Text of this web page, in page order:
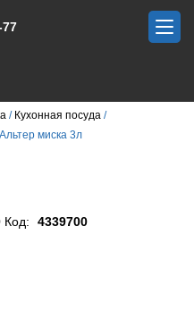
77
Кухонная посуда
Альтер миска 3л
Код: 4339700